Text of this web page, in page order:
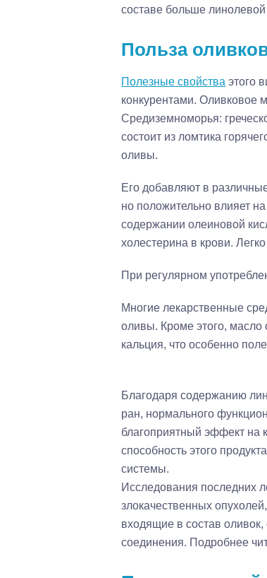
составе больше
Польза
Полезные свойства этого
конкурентами. Оливковое
Средиземноморья:
состоит из ломтика
оливы.
Его добавляют в
но положительно влияет
содержании олеиновой
холестерина в крови.
При регулярном
Многие лекарственные
оливы. Кроме этого, масло
кальция, что особенно
Благодаря содержанию
ран, нормального
благоприятный эффект на
способность этого
системы.
Исследования последних
злокачественных
входящие в состав
соединения. Подробнее